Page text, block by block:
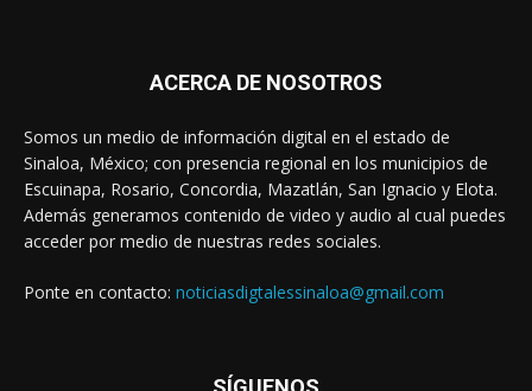
ACERCA DE NOSOTROS
Somos un medio de información digital en el estado de
Sinaloa, México; con presencia regional en los municipios de
Escuinapa, Rosario, Concordia, Mazatlán, San Ignacio y Elota.
Además generamos contenido de video y audio al cual puedes
acceder por medio de nuestras redes sociales.
Ponte en contacto: noticiasdigtalessinaloa@gmail.com